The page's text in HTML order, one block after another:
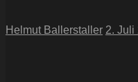
Helmut Ballerstaller 2. Juli